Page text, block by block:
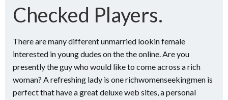
Checked Players.
There are many different unmarried lookin female
interested in young dudes on the the online. Are you
presently the guy who would like to come across a rich
woman? A refreshing lady is one richwomenseekingmen is
perfect that have a great deluxe web sites, a personal